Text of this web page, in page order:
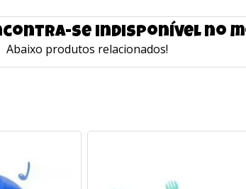
se indisponível no
Abaixo produtos relacionados!